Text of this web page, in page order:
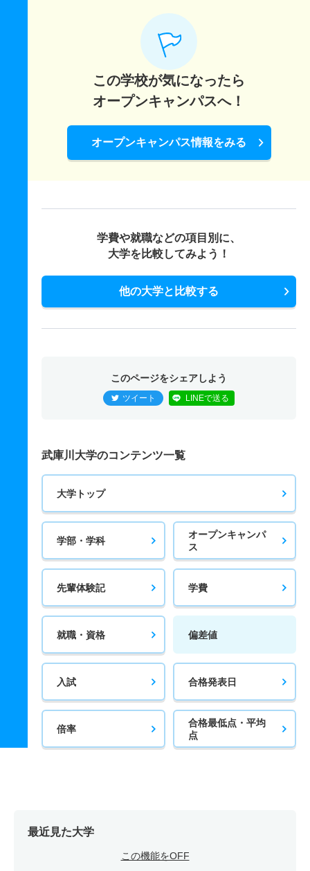
この学校が気になったら
オープンキャンパスへ！
オープンキャンパス情報をみる
学費や就職などの項目別に、
大学を比較してみよう！
他の大学と比較する
このページをシェアしよう
ツイート LINEで送る
武庫川大学のコンテンツ一覧
大学トップ
学部・学科
オープンキャンパ
ス
先輩体験記 学費
就職・資格 偏差値
入試 合格発表日
倍率
合格最低点・平均
点
最近見た大学
この機能をOFF